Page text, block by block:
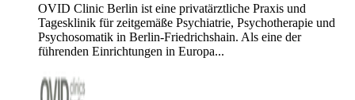
OVID Clinic Berlin ist eine privatärztliche Praxis und
Tagesklinik für zeitgemäße Psychiatrie, Psychotherapie und
Psychosomatik in Berlin-Friedrichshain. Als eine der
führenden Einrichtungen in Europa...